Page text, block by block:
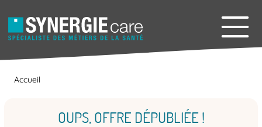
Accueil
OUPS, OFFRE DÉPUBLIÉE !